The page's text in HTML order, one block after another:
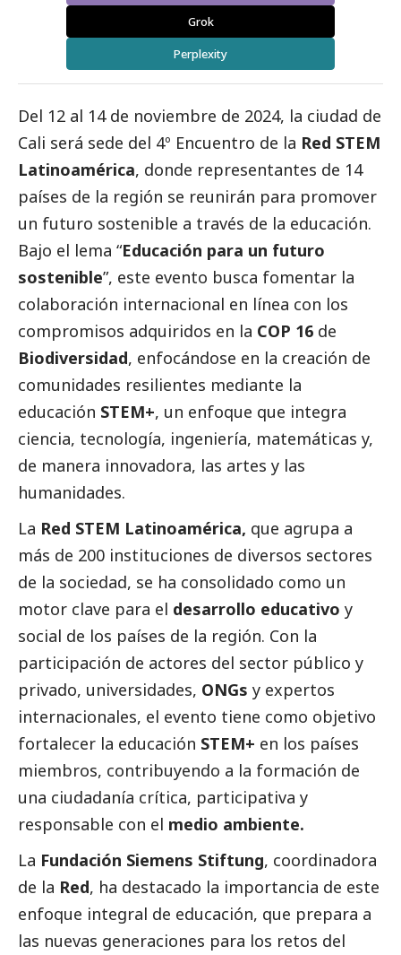
Grok
Perplexity
Del 12 al 14 de noviembre de 2024, la ciudad de
Cali será sede del 4º Encuentro de la Red STEM
Latinoamérica, donde representantes de 14
países de la región se reunirán para promover
un futuro sostenible a través de la educación.
Bajo el lema “Educación para un futuro
sostenible”, este evento busca fomentar la
colaboración internacional en línea con los
compromisos adquiridos en la COP 16 de
Biodiversidad, enfocándose en la creación de
comunidades resilientes mediante la
educación STEM+, un enfoque que integra
ciencia, tecnología, ingeniería, matemáticas y,
de manera innovadora, las artes y las
humanidades.
La Red STEM Latinoamérica, que agrupa a
más de 200 instituciones de diversos sectores
de la sociedad, se ha consolidado como un
motor clave para el desarrollo educativo y
social de los países de la región. Con la
participación de actores del sector público y
privado, universidades, ONGs y expertos
internacionales, el evento tiene como objetivo
fortalecer la educación STEM+ en los países
miembros, contribuyendo a la formación de
una ciudadanía crítica, participativa y
responsable con el medio ambiente.
La Fundación Siemens Stiftung, coordinadora
de la Red, ha destacado la importancia de este
enfoque integral de educación, que prepara a
las nuevas generaciones para los retos del